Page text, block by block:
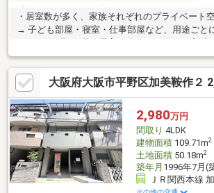
・居室数が多く、家族それぞれのプライベート
→ 子ども部屋・寝室・仕事部屋など、用途ごと
でも快適 → 在宅ワークや夜勤の方でも気を遣
す・約6帖のDKで食事スペースをしっかり確
テーブルも配置可能で、家族が集まる空間に・
たりくつろげる空間あり♪ → 来客用や寝室とし
スペース
大阪府大阪市平野区加美鞍作２
2,980万円
間取り 4LDK
建物面積109.71m2
土地面積50.18m2
築年月 1996年7月(
ＪＲ関西本線